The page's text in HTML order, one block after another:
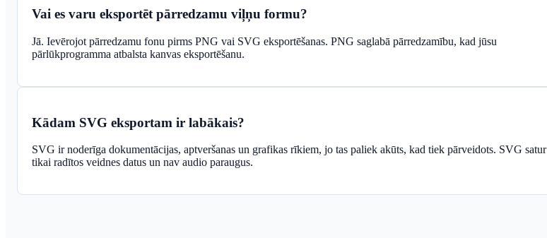
Vai es varu eksportēt pārredzamu viļņu formu?
Jā. Ievērojot pārredzamu fonu pirms PNG vai SVG eksportēšanas. PNG saglabā pārredzamību, kad jūsu
pārlūkprogramma atbalsta kanvas eksportēšanu.
Kādam SVG eksportam ir labākais?
SVG ir noderīga dokumentācijas, aptveršanas un grafikas rīkiem, jo tas paliek akūts, kad tiek pārveidots. SVG satur
tikai radītos veidnes datus un nav audio paraugus.